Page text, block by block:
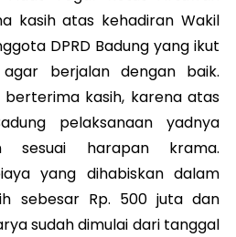
kasih atas kehadiran Wakil
DPRD Badung yang ikut
berjalan dengan baik.
berterima kasih, karena atas
pelaksanaan yadnya
sesuai harapan krama.
yang dihabiskan dalam
sebesar Rp. 500 juta dan
sudah dimulai dari tanggal